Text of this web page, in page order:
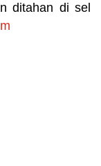
ditahan di sel